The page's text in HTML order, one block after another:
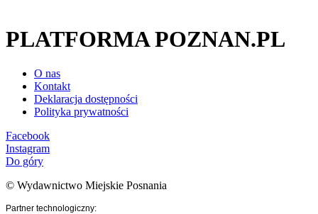
PLATFORMA POZNAN.PL
O nas
Kontakt
Deklaracja dostępności
Polityka prywatności
Facebook
Instagram
Do góry
© Wydawnictwo Miejskie Posnania
Partner technologiczny: